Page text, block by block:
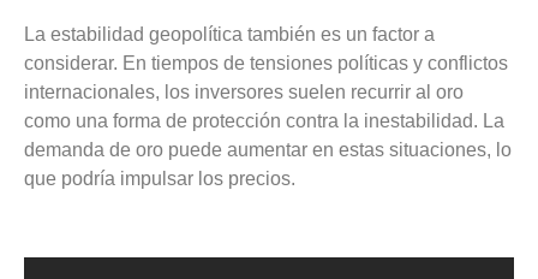
La estabilidad geopolítica también es un factor a
considerar. En tiempos de tensiones políticas y conflictos
internacionales, los inversores suelen recurrir al oro
como una forma de protección contra la inestabilidad. La
demanda de oro puede aumentar en estas situaciones, lo
que podría impulsar los precios.